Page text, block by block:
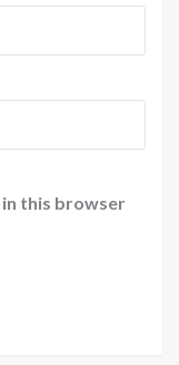
in this browser